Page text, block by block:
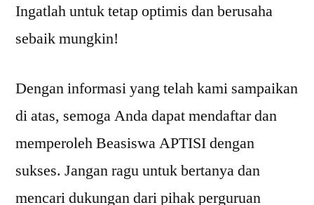
Ingatlah untuk tetap optimis dan berusaha
sebaik mungkin!
Dengan informasi yang telah kami sampaikan
di atas, semoga Anda dapat mendaftar dan
memperoleh Beasiswa APTISI dengan
sukses. Jangan ragu untuk bertanya dan
mencari dukungan dari pihak perguruan